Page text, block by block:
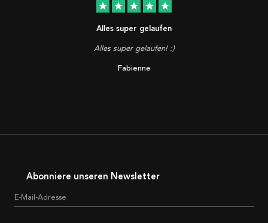
star star star star star
Alles super gelaufen
Alles super gelaufen! :)
Fabienne
Abonniere unseren Newsletter
E-Mail-Adresse